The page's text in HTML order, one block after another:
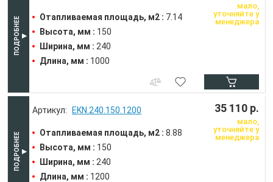
Отапливаемая площадь, м2 : 7.14
Высота, мм : 150
Ширина, мм : 240
Длина, мм : 1000
мало,
уточняйте у
менеджера
EKN.240.150.1200
Отапливаемая площадь, м2 : 8.88
Высота, мм : 150
Ширина, мм : 240
Длина, мм : 1200
35 110 р.
мало,
уточняйте у
менеджера